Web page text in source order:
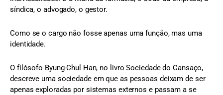
síndica, o advogado, o gestor.
Como se o cargo não fosse apenas uma função, mas uma
identidade.
O filósofo Byung-Chul Han, no livro Sociedade do Cansaço,
descreve uma sociedade em que as pessoas deixam de ser
apenas exploradas por sistemas externos e passam a se